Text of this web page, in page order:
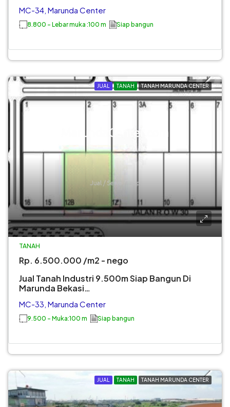
MC-34, Marunda Center
8.800 - Lebar muka :100 m Siap bangun
JUAL TANAH TANAH MARUNDA CENTER
TANAH
Rp. 6.500.000 /m2 - nego
Jual Tanah Industri 9.500m Siap Bangun Di
Marunda Bekasi…
MC-33, Marunda Center
9.500 - Muka:100 m Siap bangun
JUAL TANAH TANAH MARUNDA CENTER